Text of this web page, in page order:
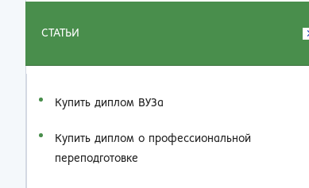
СТАТЬИ
Купить диплом ВУЗа
Купить диплом о профессиональной
переподготовке